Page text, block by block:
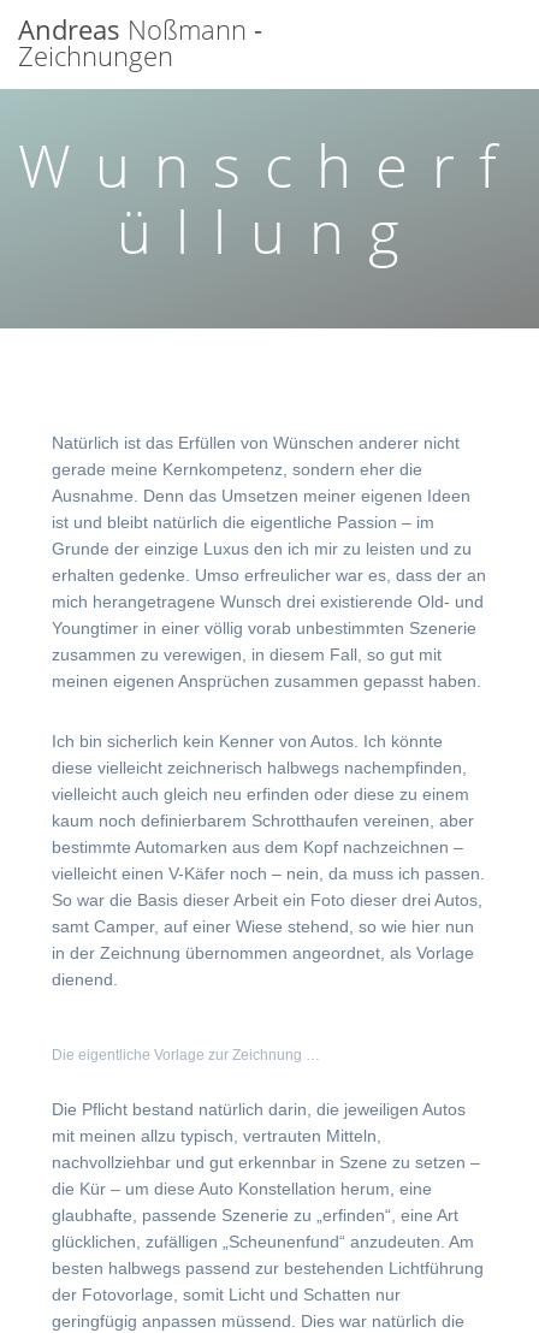
Andreas Noßmann -
Zeichnungen
Wunscherf
üllung
Natürlich ist das Erfüllen von Wünschen anderer nicht
gerade meine Kernkompetenz, sondern eher die
Ausnahme. Denn das Umsetzen meiner eigenen Ideen
ist und bleibt natürlich die eigentliche Passion – im
Grunde der einzige Luxus den ich mir zu leisten und zu
erhalten gedenke. Umso erfreulicher war es, dass der an
mich herangetragene Wunsch drei existierende Old- und
Youngtimer in einer völlig vorab unbestimmten Szenerie
zusammen zu verewigen, in diesem Fall, so gut mit
meinen eigenen Ansprüchen zusammen gepasst haben.
Ich bin sicherlich kein Kenner von Autos. Ich könnte
diese vielleicht zeichnerisch halbwegs nachempfinden,
vielleicht auch gleich neu erfinden oder diese zu einem
kaum noch definierbarem Schrotthaufen vereinen, aber
bestimmte Automarken aus dem Kopf nachzeichnen –
vielleicht einen V-Käfer noch – nein, da muss ich passen.
So war die Basis dieser Arbeit ein Foto dieser drei Autos,
samt Camper, auf einer Wiese stehend, so wie hier nun
in der Zeichnung übernommen angeordnet, als Vorlage
dienend.
Die eigentliche Vorlage zur Zeichnung …
Die Pflicht bestand natürlich darin, die jeweiligen Autos
mit meinen allzu typisch, vertrauten Mitteln,
nachvollziehbar und gut erkennbar in Szene zu setzen –
die Kür – um diese Auto Konstellation herum, eine
glaubhafte, passende Szenerie zu „erfinden“, eine Art
glücklichen, zufälligen „Scheunenfund“ anzudeuten. Am
besten halbwegs passend zur bestehenden Lichtführung
der Fotovorlage, somit Licht und Schatten nur
geringfügig anpassen müssend. Dies war natürlich die